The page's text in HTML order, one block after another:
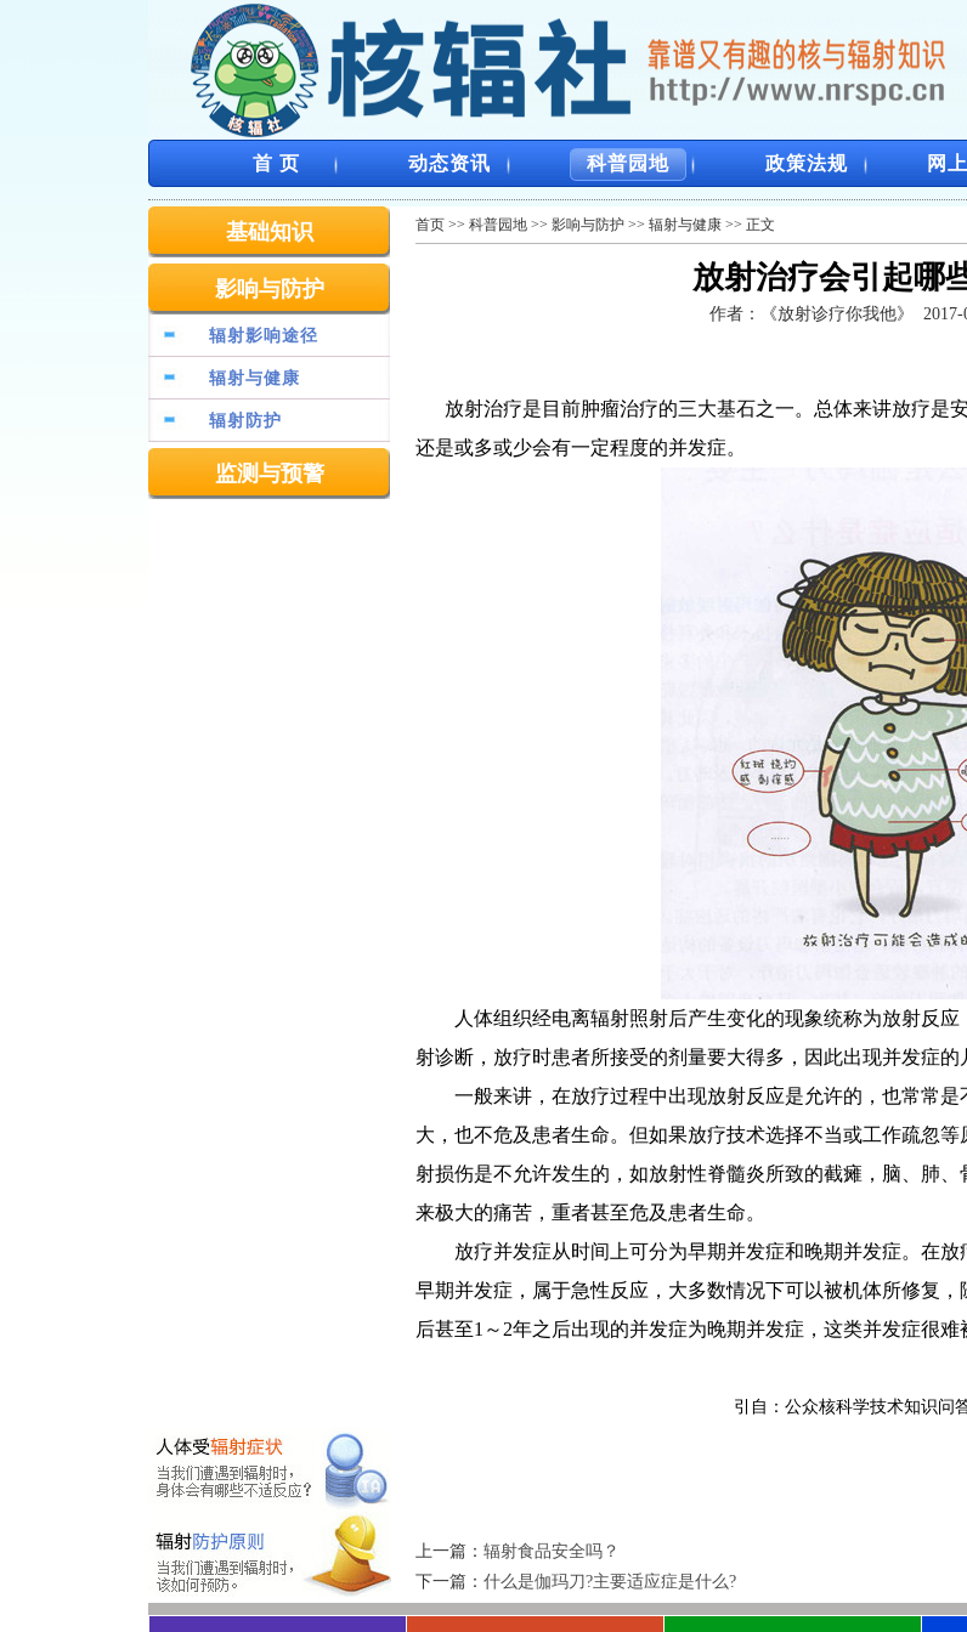
首 页 动态资讯 科普园地 政策法规 网
基础知识
影响与防护
辐射影响途径
辐射与健康
辐射防护
监测与预警
首页 >> 科普园地 >> 影响与防护 >> 辐射与健康 >> 正文
放射治疗会引起哪
作者： 《放射诊疗你我他》
2017-
放射治疗是目前肿瘤治疗的三大基石之一。总体来讲放疗是
还是或多或少会有一定程度的并发症。
人体组织经电离辐射照射后产生变化的现象统称为放射反
射诊断，放疗时患者所接受的剂量要大得多，因此出现并发症的
一般来讲，在放疗过程中出现放射反应是允许的，也常常
大，也不危及患者生命。但如果放疗技术选择不当或工作疏忽
射损伤是不允许发生的，如放射性脊髓炎所致的截瘫，脑、肺
来极大的痛苦，重者甚至危及患者生命。
放疗并发症从时间上可分为早期并发症和晚期并发症。在
早期并发症，属于急性反应，大多数情况下可以被机体所修复
后甚至1～2年之后出现的并发症为晚期并发症，这类并发症很难
引自：公众核科学技术知识问
上一篇： 辐射食品安全吗？
下一篇： 什么是伽玛刀?主要适应症是什么?